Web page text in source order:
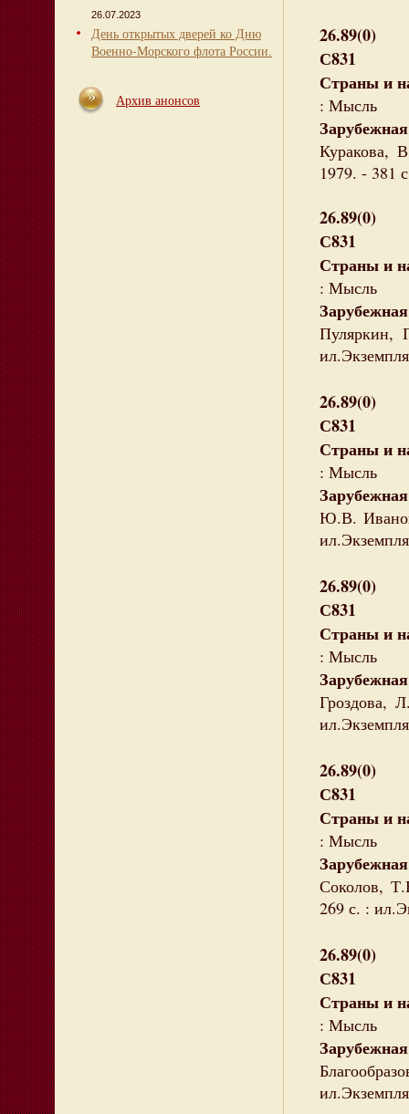
26.07.2023
День открытых дверей ко Дню
Военно-Морского флота России.
Архив анонсов
26.89(0)
С831
Страны и
: Мысль
Куракова,
1979. - 381
26.89(0)
С831
Страны и
: Мысль
26.89(0)
С831
Страны и
: Мысль
Ю.В.
26.89(0)
С831
Страны и
: Мысль
26.89(0)
С831
Страны и
: Мысль
Соколов,
269 с. :
26.89(0)
С831
Страны и
: Мысль